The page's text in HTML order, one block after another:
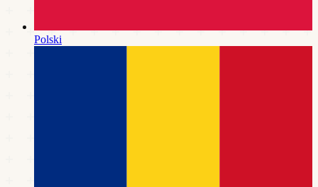
Polski